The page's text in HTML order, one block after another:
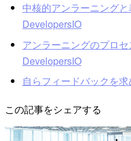
中核的アンラーニング
DevelopersIO
アンラーニングのプロ
DevelopersIO
自らフィードバックを
この記事をシェアする